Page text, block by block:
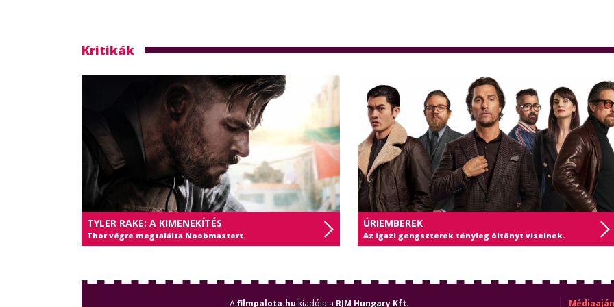
Kritikák
TYLER RAKE: A KIMENEKÍTÉS
Thor végre megtalálta Noobmastert.
ÚRIEMBEREK
Az igazi gengszterek tényleg öltönyt viselnek.
Afilmpalota.hu kiadója a RJM Hungary Kft.